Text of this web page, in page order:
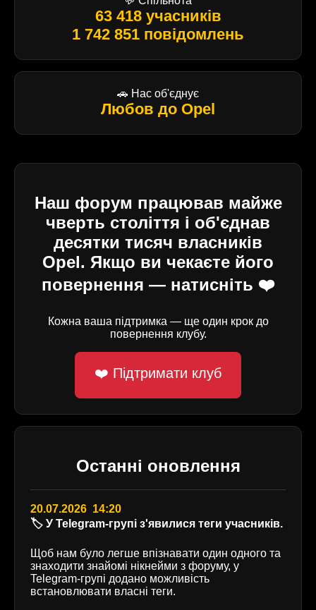
63 418 учасників
1 742 851 повідомлень
🚗 Нас об'єднує
Любов до Opel
Наш форум працював майже
чверть століття і об'єднав
десятки тисяч власників
Opel. Якщо ви чекаєте його
повернення — натисніть ❤️
Кожна ваша підтримка — ще один крок до
повернення клубу.
❤️ Підтримати клуб
Останні оновлення
20.07.2026 14:20
🏷️ У Telegram-групі з'явилися теги учасників.
Щоб нам було легше впізнавати один одного та
знаходити знайомі нікнейми з форуму, у
Telegram-групі додано можливість
встановлювати власні теги.